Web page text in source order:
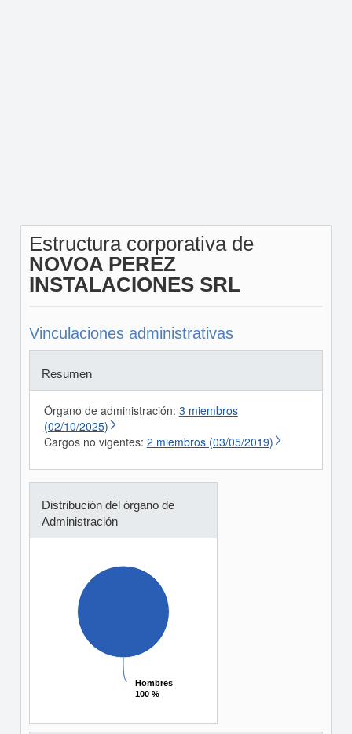
Estructura corporativa de
NOVOA PEREZ
INSTALACIONES SRL
Vinculaciones administrativas
Resumen
Órgano de administración: 3 miembros
(02/10/2025)
Cargos no vigentes: 2 miembros (03/05/2019)
Distribución del órgano de
Administración
Hombres
100 %
Hombres
100 %